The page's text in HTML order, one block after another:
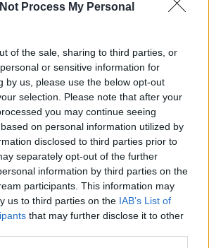
Process My Personal
of the sale, sharing to third parties, or
or sensitive information for
by us, please use the below opt-out
selection. Please note that after your
you may continue seeing
on personal information utilized by
disclosed to third parties prior to
separately opt-out of the further
information by third parties on the
participants. This information may
us to third parties on the IAB’s List of
that may further disclose it to other
ΔΙΑΦΗΜΙΣΗ